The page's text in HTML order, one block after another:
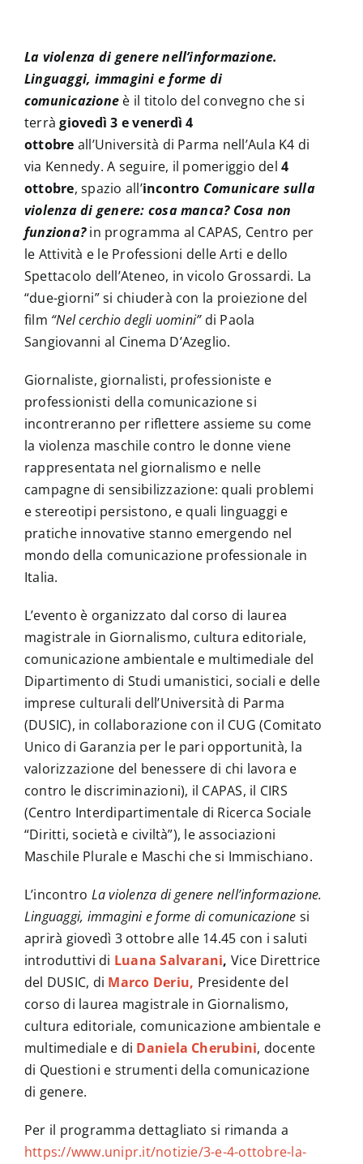
La violenza di genere nell’informazione.
Linguaggi, immagini e forme di
comunicazione è il titolo del convegno che si
terràgiovedì 3 e venerdì 4
ottobre all’Università di Parma nell’Aula K4 di
via Kennedy. A seguire, il pomeriggio del4
ottobre, spazio all’incontro Comunicare sulla
violenza di genere: cosa manca? Cosa non
funziona? in programma al CAPAS, Centro per
le Attività e le Professioni delle Arti e dello
Spettacolo dell’Ateneo, in vicolo Grossardi. La
“due-giorni” si chiuderà con la proiezione del
film “Nel cerchio degli uomini”di Paola
Sangiovanni al Cinema D’Azeglio.
Giornaliste, giornalisti, professioniste e
professionisti della comunicazione si
incontreranno per riflettere assieme su come
la violenza maschile contro le donne viene
rappresentata nel giornalismo e nelle
campagne di sensibilizzazione: quali problemi
e stereotipi persistono, e quali linguaggi e
pratiche innovative stanno emergendo nel
mondo della comunicazione professionale in
Italia.
L’evento è organizzato dal corso di laurea
magistrale in Giornalismo, cultura editoriale,
comunicazione ambientale e multimediale del
Dipartimento di Studi umanistici, sociali e delle
imprese culturali dell’Università di Parma
(DUSIC), in collaborazione con il CUG (Comitato
Unico di Garanzia per le pari opportunità, la
valorizzazione del benessere di chi lavora e
contro le discriminazioni), il CAPAS, il CIRS
(Centro Interdipartimentale di Ricerca Sociale
“Diritti, società e civiltà”), le associazioni
Maschile Plurale e Maschi che si Immischiano.
L’incontro La violenza di genere nell’informazione.
Linguaggi, immagini e forme di comunicazione si
aprirà giovedì 3 ottobre alle 14.45 con i saluti
introduttivi di Luana Salvarani, Vice Direttrice
del DUSIC, di Marco Deriu, Presidente del
corso di laurea magistrale in Giornalismo,
cultura editoriale, comunicazione ambientale e
multimediale e di Daniela Cherubini, docente
di Questioni e strumenti della comunicazione
di genere.
Per il programma dettagliato si rimanda a
https://www.unipr.it/notizie/3-e-4-ottobre-la-